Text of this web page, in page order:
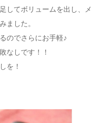
してボリュームを出し、メ
ました。
のでさらにお手軽♪
なしです！！
を！